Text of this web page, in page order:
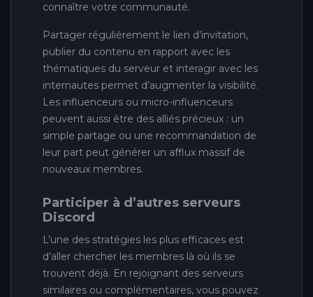
connaître votre communauté.
Partager régulièrement le lien d’invitation,
publier du contenu en rapport avec les
thématiques du serveur et interagir avec les
internautes permet d’augmenter la visibilité.
Les influenceurs ou micro-influenceurs
peuvent aussi être des alliés précieux : un
simple partage ou une recommandation de
leur part peut générer un afflux massif de
nouveaux membres.
Participer à d’autres serveurs
Discord
L’une des stratégies les plus efficaces est
d’aller chercher les membres là où ils se
trouvent déjà. En rejoignant des serveurs
similaires ou complémentaires, vous pouvez